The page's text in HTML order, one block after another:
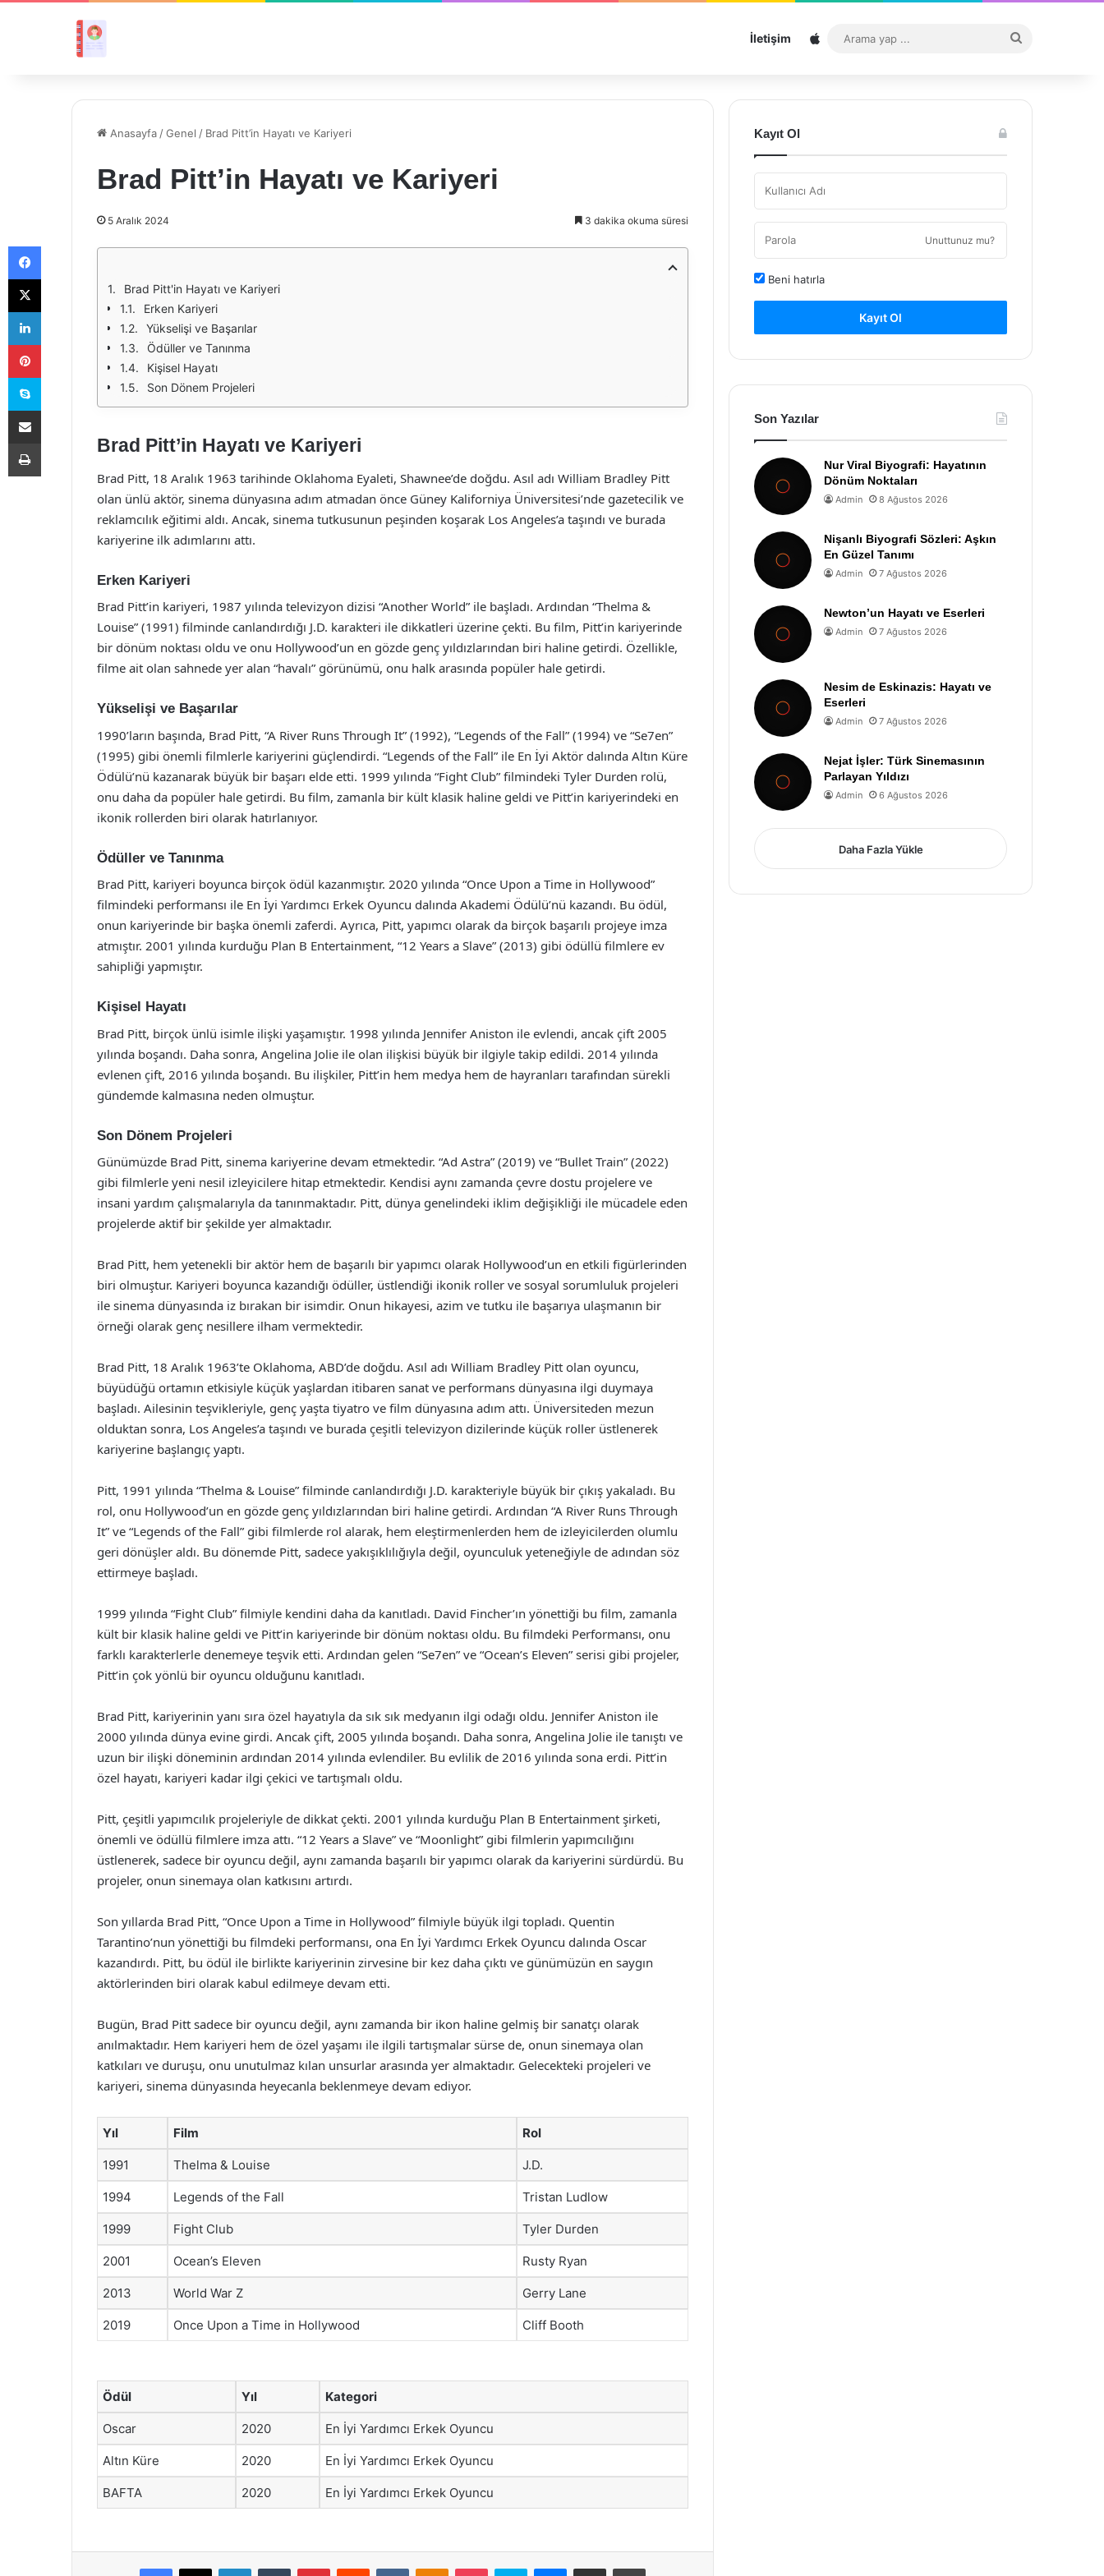
İletişim Sitemap
...
Anasayfa /Genel / Brad Pitt’in Hayatı ve Kariyeri
Brad Pitt’in Hayatı ve Kariyeri
5 Aralık 2024 3 dakika okuma süresi
Brad Pitt'in Hayatı ve Kariyeri
Erken Kariyeri
Yükselişi ve Başarılar
Ödüller ve Tanınma
Kişisel Hayatı
Son Dönem Projeleri
Brad Pitt’in Hayatı ve Kariyeri
Brad Pitt, 18 Aralık 1963 tarihinde Oklahoma Eyaleti, Shawnee’de doğdu. Asıl adı William Bradley Pitt
olan ünlü aktör, sinema dünyasına adım atmadan önce Güney Kaliforniya Üniversitesi’nde gazetecilik ve
reklamcılık eğitimi aldı. Ancak, sinema tutkusunun peşinden koşarak Los Angeles’a taşındı ve burada
kariyerine ilk adımlarını attı.
Erken Kariyeri
Brad Pitt’in kariyeri, 1987 yılında televizyon dizisi “Another World” ile başladı. Ardından “Thelma &
Louise” (1991) filminde canlandırdığı J.D. karakteri ile dikkatleri üzerine çekti. Bu film, Pitt’in kariyerinde
bir dönüm noktası oldu ve onu Hollywood’un en gözde genç yıldızlarından biri haline getirdi. Özellikle,
filme ait olan sahnede yer alan “havalı” görünümü, onu halk arasında popüler hale getirdi.
Yükselişi ve Başarılar
1990’ların başında, Brad Pitt, “A River Runs Through It” (1992), “Legends of the Fall” (1994) ve “Se7en”
(1995) gibi önemli filmlerle kariyerini güçlendirdi. “Legends of the Fall” ile En İyi Aktör dalında Altın Küre
Ödülü’nü kazanarak büyük bir başarı elde etti. 1999 yılında “Fight Club” filmindeki Tyler Durden rolü,
onu daha da popüler hale getirdi. Bu film, zamanla bir kült klasik haline geldi ve Pitt’in kariyerindeki en
ikonik rollerden biri olarak hatırlanıyor.
Ödüller ve Tanınma
Brad Pitt, kariyeri boyunca birçok ödül kazanmıştır. 2020 yılında “Once Upon a Time in Hollywood”
filmindeki performansı ile En İyi Yardımcı Erkek Oyuncu dalında Akademi Ödülü’nü kazandı. Bu ödül,
onun kariyerinde bir başka önemli zaferdi. Ayrıca, Pitt, yapımcı olarak da birçok başarılı projeye imza
atmıştır. 2001 yılında kurduğu Plan B Entertainment, “12 Years a Slave” (2013) gibi ödüllü filmlere ev
sahipliği yapmıştır.
Kişisel Hayatı
Brad Pitt, birçok ünlü isimle ilişki yaşamıştır. 1998 yılında Jennifer Aniston ile evlendi, ancak çift 2005
yılında boşandı. Daha sonra, Angelina Jolie ile olan ilişkisi büyük bir ilgiyle takip edildi. 2014 yılında
evlenen çift, 2016 yılında boşandı. Bu ilişkiler, Pitt’in hem medya hem de hayranları tarafından sürekli
gündemde kalmasına neden olmuştur.
Son Dönem Projeleri
Günümüzde Brad Pitt, sinema kariyerine devam etmektedir. “Ad Astra” (2019) ve “Bullet Train” (2022)
gibi filmlerle yeni nesil izleyicilere hitap etmektedir. Kendisi aynı zamanda çevre dostu projelere ve
insani yardım çalışmalarıyla da tanınmaktadır. Pitt, dünya genelindeki iklim değişikliği ile mücadele eden
projelerde aktif bir şekilde yer almaktadır.
Brad Pitt, hem yetenekli bir aktör hem de başarılı bir yapımcı olarak Hollywood’un en etkili figürlerinden
biri olmuştur. Kariyeri boyunca kazandığı ödüller, üstlendiği ikonik roller ve sosyal sorumluluk projeleri
ile sinema dünyasında iz bırakan bir isimdir. Onun hikayesi, azim ve tutku ile başarıya ulaşmanın bir
örneği olarak genç nesillere ilham vermektedir.
Brad Pitt, 18 Aralık 1963’te Oklahoma, ABD’de doğdu. Asıl adı William Bradley Pitt olan oyuncu,
büyüdüğü ortamın etkisiyle küçük yaşlardan itibaren sanat ve performans dünyasına ilgi duymaya
başladı. Ailesinin teşvikleriyle, genç yaşta tiyatro ve film dünyasına adım attı. Üniversiteden mezun
olduktan sonra, Los Angeles’a taşındı ve burada çeşitli televizyon dizilerinde küçük roller üstlenerek
kariyerine başlangıç yaptı.
Pitt, 1991 yılında “Thelma & Louise” filminde canlandırdığı J.D. karakteriyle büyük bir çıkış yakaladı. Bu
rol, onu Hollywood’un en gözde genç yıldızlarından biri haline getirdi. Ardından “A River Runs Through
It” ve “Legends of the Fall” gibi filmlerde rol alarak, hem eleştirmenlerden hem de izleyicilerden olumlu
geri dönüşler aldı. Bu dönemde Pitt, sadece yakışıklılığıyla değil, oyunculuk yeteneğiyle de adından söz
ettirmeye başladı.
1999 yılında “Fight Club” filmiyle kendini daha da kanıtladı. David Fincher’ın yönettiği bu film, zamanla
kült bir klasik haline geldi ve Pitt’in kariyerinde bir dönüm noktası oldu. Bu filmdeki Performansı, onu
farklı karakterlerle denemeye teşvik etti. Ardından gelen “Se7en” ve “Ocean’s Eleven” serisi gibi projeler,
Pitt’in çok yönlü bir oyuncu olduğunu kanıtladı.
Brad Pitt, kariyerinin yanı sıra özel hayatıyla da sık sık medyanın ilgi odağı oldu. Jennifer Aniston ile
2000 yılında dünya evine girdi. Ancak çift, 2005 yılında boşandı. Daha sonra, Angelina Jolie ile tanıştı ve
uzun bir ilişki döneminin ardından 2014 yılında evlendiler. Bu evlilik de 2016 yılında sona erdi. Pitt’in
özel hayatı, kariyeri kadar ilgi çekici ve tartışmalı oldu.
Pitt, çeşitli yapımcılık projeleriyle de dikkat çekti. 2001 yılında kurduğu Plan B Entertainment şirketi,
önemli ve ödüllü filmlere imza attı. “12 Years a Slave” ve “Moonlight” gibi filmlerin yapımcılığını
üstlenerek, sadece bir oyuncu değil, aynı zamanda başarılı bir yapımcı olarak da kariyerini sürdürdü. Bu
projeler, onun sinemaya olan katkısını artırdı.
Son yıllarda Brad Pitt, “Once Upon a Time in Hollywood” filmiyle büyük ilgi topladı. Quentin
Tarantino’nun yönettiği bu filmdeki performansı, ona En İyi Yardımcı Erkek Oyuncu dalında Oscar
kazandırdı. Pitt, bu ödül ile birlikte kariyerinin zirvesine bir kez daha çıktı ve günümüzün en saygın
aktörlerinden biri olarak kabul edilmeye devam etti.
Bugün, Brad Pitt sadece bir oyuncu değil, aynı zamanda bir ikon haline gelmiş bir sanatçı olarak
anılmaktadır. Hem kariyeri hem de özel yaşamı ile ilgili tartışmalar sürse de, onun sinemaya olan
katkıları ve duruşu, onu unutulmaz kılan unsurlar arasında yer almaktadır. Gelecekteki projeleri ve
kariyeri, sinema dünyasında heyecanla beklenmeye devam ediyor.
Yıl Film Rol
1991 Thelma & Louise J.D.
1994 Legends of the Fall Tristan Ludlow
1999 Fight Club Tyler Durden
2001 Ocean’s Eleven Rusty Ryan
2013 World War Z Gerry Lane
2019 Once Upon a Time in Hollywood Cliff Booth
Ödül Yıl Kategori
Oscar 2020 En İyi Yardımcı Erkek Oyuncu
Altın Küre 2020 En İyi Yardımcı Erkek Oyuncu
BAFTA 2020 En İyi Yardımcı Erkek Oyuncu
Facebook
X LinkedInTumblr PinterestReddit VKontakteOdnoklassniki
Pocket Skype Messenger
E-Posta ile paylaş Yazdır
Kayıt Ol
Unuttunuz mu?
Beni hatırla
Kayıt Ol
Son Yazılar
Nur Viral Biyografi: Hayatının
Dönüm Noktaları
Admin 8 Ağustos 2026
Nişanlı Biyografi Sözleri: Aşkın
En Güzel Tanımı
Admin 7 Ağustos 2026
Newton’un Hayatı ve Eserleri
Admin 7 Ağustos 2026
Nesim de Eskinazis: Hayatı ve
Eserleri
Admin 7 Ağustos 2026
Nejat İşler: Türk Sinemasının
Parlayan Yıldızı
Admin 6 Ağustos 2026
Daha Fazla Yükle
Facebook
X
LinkedIn
Pinterest
Skype
E-Posta ile paylaş